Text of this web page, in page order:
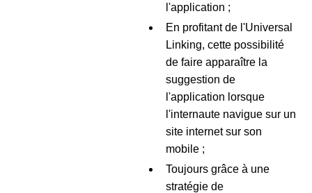
l'application ;
En profitant de l'Universal
Linking, cette possibilité
de faire apparaître la
suggestion de
l'application lorsque
l'internaute navigue sur un
site internet sur son
mobile ;
Toujours grâce à une
stratégie de